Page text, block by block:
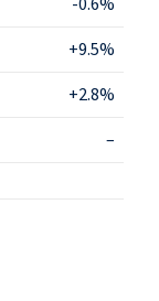
+9.5%
+2.8%
–